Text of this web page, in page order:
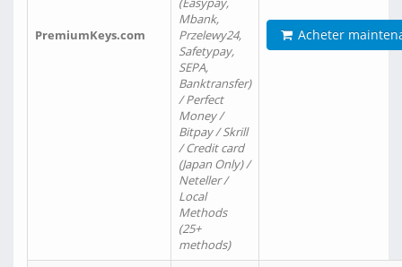
PremiumKeys.com
Mbank,
Przelewy24,
Safetypay,
SEPA,
Banktransfer)
/ Perfect
Money /
Bitpay / Skrill
/ Credit card
(Japan Only) /
Neteller /
Local
Methods
(25+
methods)
Acheter